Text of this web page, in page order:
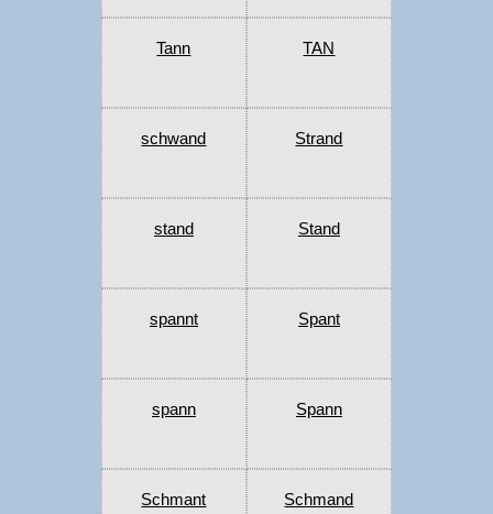
Tann TAN
schwand Strand
stand Stand
spannt Spant
spann Spann
Schmant Schmand